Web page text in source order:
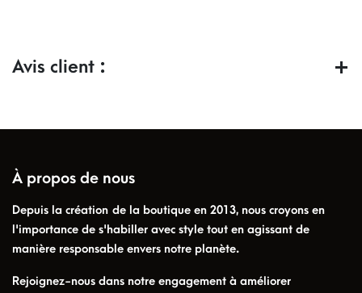
Avis client :
À propos de nous
Depuis la création de la boutique en 2013, nous croyons en
l'importance de s'habiller avec style tout en agissant de
manière responsable envers notre planète.
Rejoignez-nous dans notre engagement à améliorer